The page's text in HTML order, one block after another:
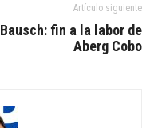
Artículo siguiente
Bausch: fin a la labor de
Aberg Cobo